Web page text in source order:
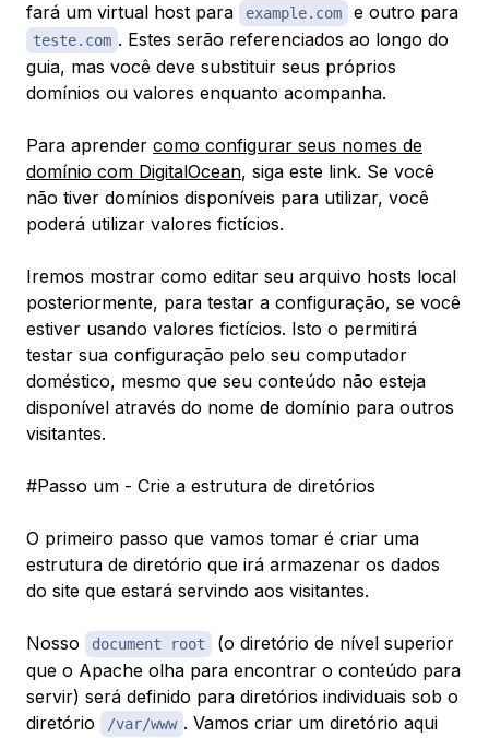
fará um virtual host para
example.com e outro para
teste.com . Estes serão referenciados ao longo do
guia, mas você deve substituir seus próprios
domínios ou valores enquanto acompanha.
Para aprender como configurar seus nomes de
domínio com DigitalOcean, siga este link. Se você
não tiver domínios disponíveis para utilizar, você
poderá utilizar valores fictícios.
Iremos mostrar como editar seu arquivo hosts local
posteriormente, para testar a configuração, se você
estiver usando valores fictícios. Isto o permitirá
testar sua configuração pelo seu computador
doméstico, mesmo que seu conteúdo não esteja
disponível através do nome de domínio para outros
visitantes.
#Passo um - Crie a estrutura de diretórios
O primeiro passo que vamos tomar é criar uma
estrutura de diretório que irá armazenar os dados
do site que estará servindo aos visitantes.
Nosso document root
(o diretório de nível superior
que o Apache olha para encontrar o conteúdo para
servir) será definido para diretórios individuais sob o
diretório
/var/www . Vamos criar um diretório aqui